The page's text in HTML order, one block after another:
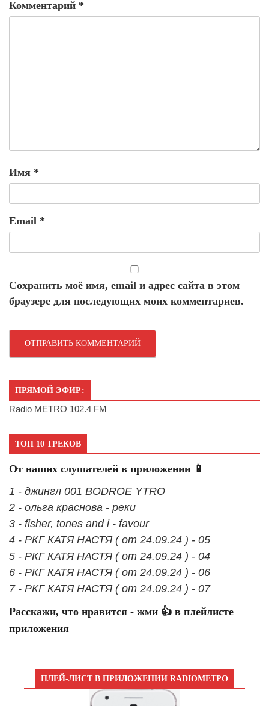
Комментарий *
Имя *
Email *
Сохранить моё имя, email и адрес сайта в этом
браузере для последующих моих комментариев.
ПРЯМОЙ ЭФИР:
Radio METRO 102.4 FM
ТОП 10 ТРЕКОВ
От наших слушателей в приложении 📱
1 - джингл 001 BODROE YTRO
2 - ольга краснова - реки
3 - fisher, tones and i - favour
4 - РКГ КАТЯ НАСТЯ ( от 24.09.24 ) - 05
5 - РКГ КАТЯ НАСТЯ ( от 24.09.24 ) - 04
6 - РКГ КАТЯ НАСТЯ ( от 24.09.24 ) - 06
7 - РКГ КАТЯ НАСТЯ ( от 24.09.24 ) - 07
Расскажи, что нравится - жми 👍 в плейлисте
приложения
ПЛЕЙ-ЛИСТ В ПРИЛОЖЕНИИ RADIOМЕТРО